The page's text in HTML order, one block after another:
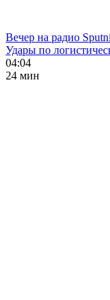
Вечер на радио
Удары по
04:04
24 мин